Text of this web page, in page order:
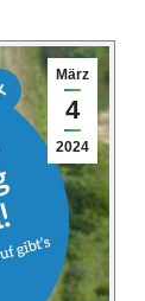
März
4
2024